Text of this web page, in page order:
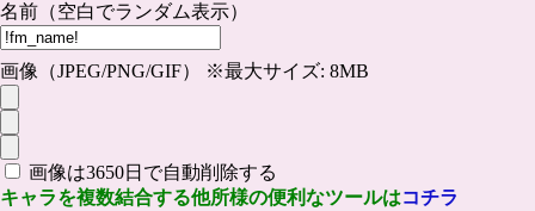
名前（空白でランダム表示）
画像（JPEG/PNG/GIF） ※最大サイズ: 8MB
画像は3650日で自動削除する
キャラを複数結合する他所様の便利なツールはコチラ